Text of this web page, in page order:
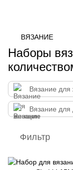
ВЯЗАНИЕ
Наборы
Вязание
Вязание для
Фильтр